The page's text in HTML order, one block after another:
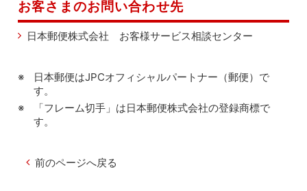
お客さまのお問い合わせ先
日本郵便株式会社 お客様サービス相談センター
日本郵便はJPCオフィシャルパートナー（郵便）で
す。
「フレーム切手」は日本郵便株式会社の登録商標で
す。
前のページへ戻る